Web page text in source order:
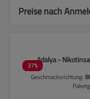
Preise nach
37%
Adalya -
Geschmacksrichtung: